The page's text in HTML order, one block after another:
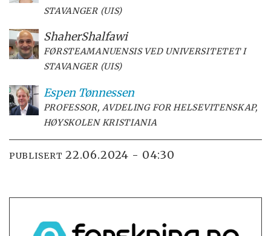
STAVANGER (UIS)
ShaherShalfawi
FØRSTEAMANUENSIS VED UNIVERSITETET I
STAVANGER (UIS)
Espen Tønnessen
PROFESSOR, AVDELING FOR HELSEVITENSKAP,
HØYSKOLEN KRISTIANIA
PUBLISERT 22.06.2024 - 04:30